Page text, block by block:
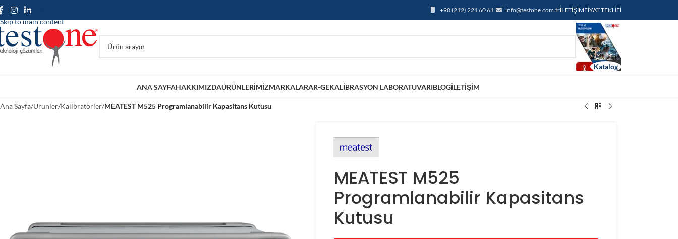
Skip to navigation
Skip to main content
+90 (212) 221 60 61 info@testone.com.trİLETIŞIMFIYAT TEKLIFI
ANA SAYFAHAKKIMIZDAÜRÜNLERIMIZMARKALARAR-GEKALIBRASYON LABORATUVARIBLOGİLETIŞIM
Ana Sayfa/Ürünler/Kalibratörler/MEATEST M525 Programlanabilir Kapasitans Kutusu
MEATEST M525
Programlanabilir Kapasitans
Kutusu